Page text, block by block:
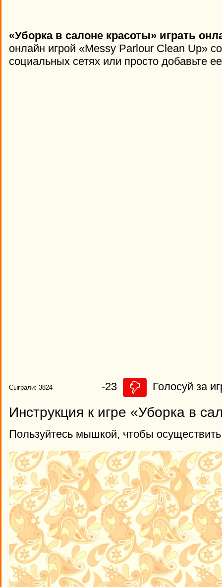
«Уборка в салоне красоты» играть
онлайн игрой «Messy Parlour Clean Up»
социальных сетях или просто добавьте
Сыграли: 3824 -23 Голосуй за
Инструкция к игре «Уборка в
Пользуйтесь мышкой, чтобы осуществить